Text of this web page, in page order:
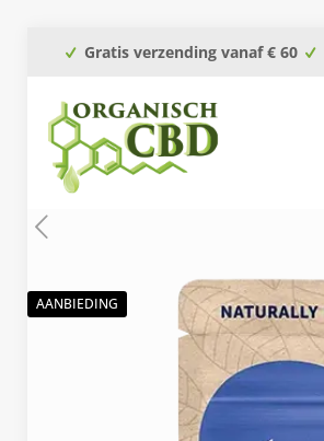
Gratis verzending vanaf € 60
AANBIEDING